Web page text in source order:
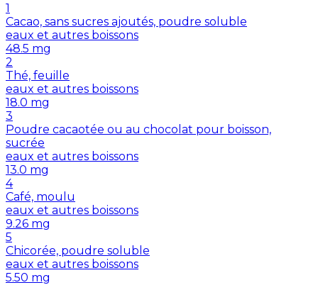
1
Cacao, sans sucres ajoutés, poudre soluble
eaux et autres boissons
48.5 mg
2
Thé, feuille
eaux et autres boissons
18.0 mg
3
Poudre cacaotée ou au chocolat pour boisson,
sucrée
eaux et autres boissons
13.0 mg
4
Café, moulu
eaux et autres boissons
9.26 mg
5
Chicorée, poudre soluble
eaux et autres boissons
5.50 mg